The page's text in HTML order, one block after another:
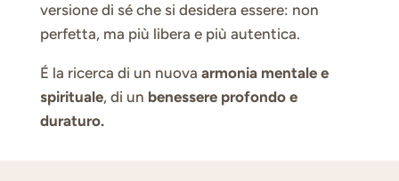
versione di sé che si desidera essere: non
perfetta, ma più libera e più autentica.
É la ricerca di un nuova armonia mentale e
spirituale, di un benessere profondo e
duraturo.